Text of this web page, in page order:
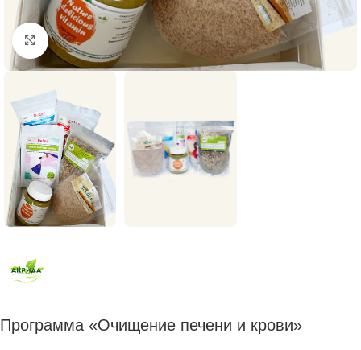
Нажмите, чтобы увеличить
Программа «Очищение печени и крови»